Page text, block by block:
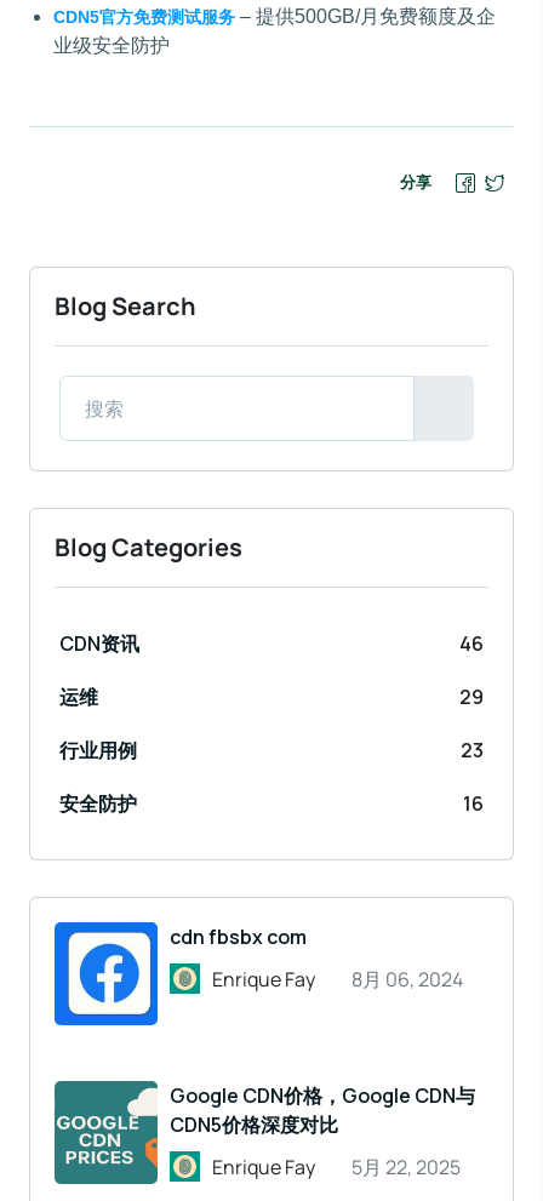
CDN5官方免费测试服务 – 提供500GB/月免费额度及企
业级安全防护
分享
Blog Search
Blog Categories
CDN资讯
46
运维
29
行业用例
23
安全防护
16
cdn fbsbx com
Enrique Fay
8月 06, 2024
Google CDN价格，Google CDN与
CDN5价格深度对比
Enrique Fay
5月 22, 2025